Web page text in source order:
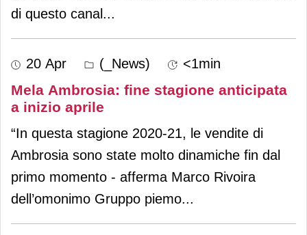
di questo canal ...
20 Apr (_News) <1min
Mela Ambrosia: fine stagione anticipata
a inizio aprile
“In questa stagione 2020-21, le vendite di
Ambrosia sono state molto dinamiche fin dal
primo momento - afferma Marco Rivoira
dell’omonimo Gruppo piemo...